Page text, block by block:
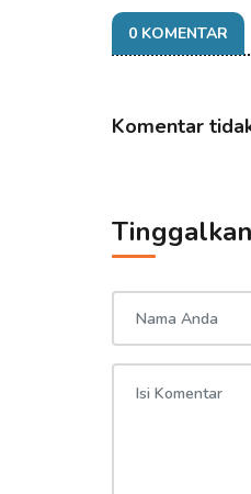
0 KOMENTAR
Komentar